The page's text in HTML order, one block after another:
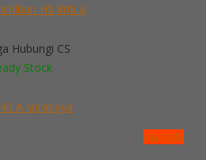
HS 808 A
Hubungi CS
Stock
via SMS